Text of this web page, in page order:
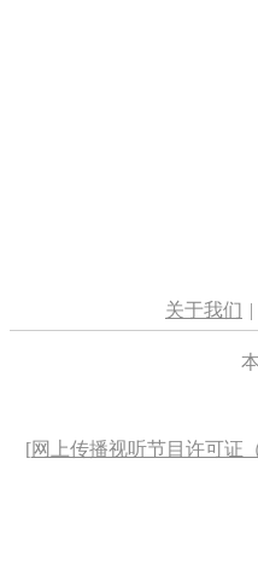
关于我们 |
[网上传播视听节目许可证（